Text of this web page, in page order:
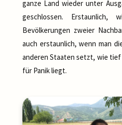
ganze Land wieder unter
geschlossen. Erstaunlich,
Bevölkerungen zweier
auch erstaunlich, wenn man
anderen Staaten setzt, wie tief
für Panik liegt.